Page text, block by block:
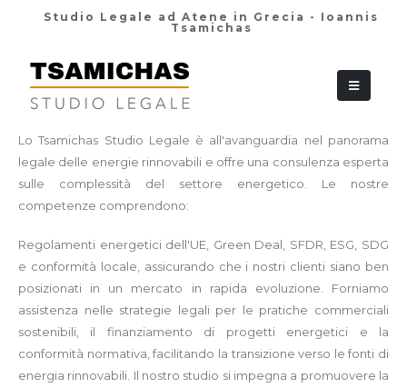
Studio Legale ad Atene in Grecia - Ioannis
Tsamichas
Lo Tsamichas Studio Legale è all'avanguardia nel panorama
legale delle energie rinnovabili e offre una consulenza esperta
sulle complessità del settore energetico. Le nostre
competenze comprendono:
Regolamenti energetici dell'UE, Green Deal, SFDR, ESG, SDG
e conformità locale, assicurando che i nostri clienti siano ben
posizionati in un mercato in rapida evoluzione. Forniamo
assistenza nelle strategie legali per le pratiche commerciali
sostenibili, il finanziamento di progetti energetici e la
conformità normativa, facilitando la transizione verso le fonti di
energia rinnovabili. Il nostro studio si impegna a promuovere la